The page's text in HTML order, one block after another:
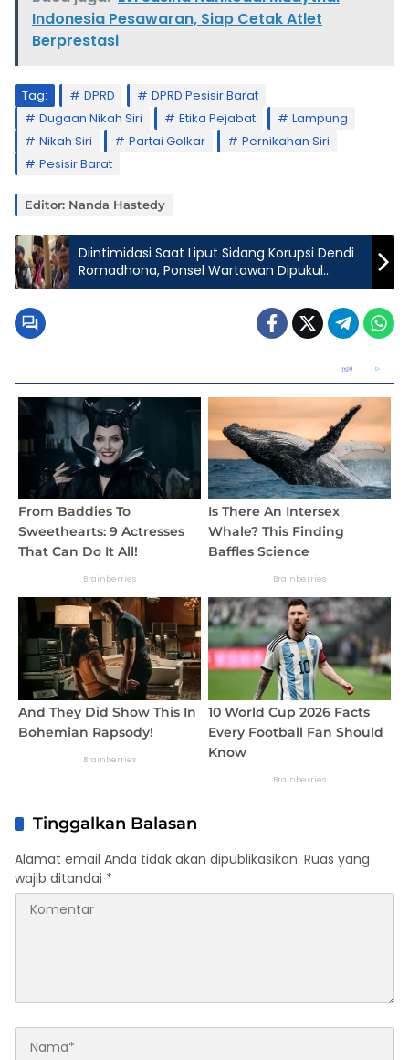
Indonesia Pesawaran, Siap Cetak Atlet
Berprestasi
Tag: DPRD
DPRD Pesisir Barat
Dugaan Nikah Siri
Etika Pejabat
Lampung
Nikah Siri
Partai Golkar
Pernikahan Siri
Pesisir Barat
Editor: Nanda Hastedy
Diintimidasi Saat Liput Sidang Korupsi Dendi
Romadhona, Ponsel Wartawan Dipukul
Orang Tak Dikenal
Tinggalkan Balasan
Alamat email Anda tidak akan dipublikasikan. Ruas yang
wajib ditandai *